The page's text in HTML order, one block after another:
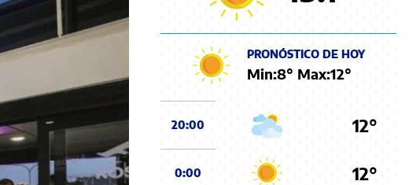
PRONÓSTICO DE HOY
Min:8° Max:12°
20:00 12°
0:00 12°